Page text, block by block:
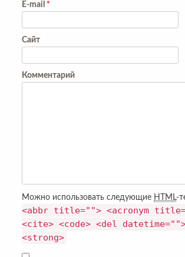
E-mail *
Сайт
Комментарий
Можно использовать следующие HTML-
<abbr title=""> <acronym
<cite> <code> <del
<strong>